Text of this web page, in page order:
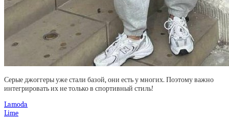
Серые джоггеры уже стали базой, они есть у многих. Поэтому важно
интегрировать их не только в спортивный стиль!
Lamoda
Lime